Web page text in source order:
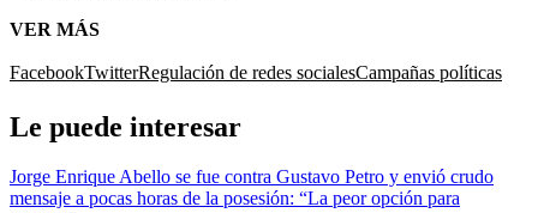
VER MÁS
FacebookTwitterRegulación de redes socialesCampañas políticas
Le puede interesar
Jorge Enrique Abello se fue contra Gustavo Petro y envió crudo
mensaje a pocas horas de la posesión: “La peor opción para